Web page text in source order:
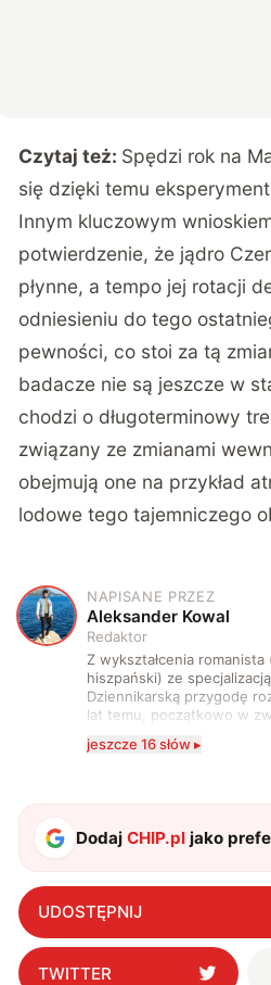
Czytaj też: Spędzi rok na
się dzięki temu
Innym kluczowym
potwierdzenie, że jądro
płynne, a tempo jej rotacji
odniesieniu do tego
pewności, co stoi za tą
badacze nie są jeszcze w
chodzi o długoterminowy
związany ze zmianami
obejmują one na przykład
lodowe tego tajemniczego
A
NAPISANE PRZEZ
Aleksander Kowal
Redaktor
Z wykształcenia
hiszpański) ze
Dziennikarską przygodę
lat temu, początkowo w
zdecydowanie częściej na
także uprawiać oraz
jeszcze 16 słów ▸
DodajCHIP.pl jako
UDOSTĘPNIJ
TWITTER